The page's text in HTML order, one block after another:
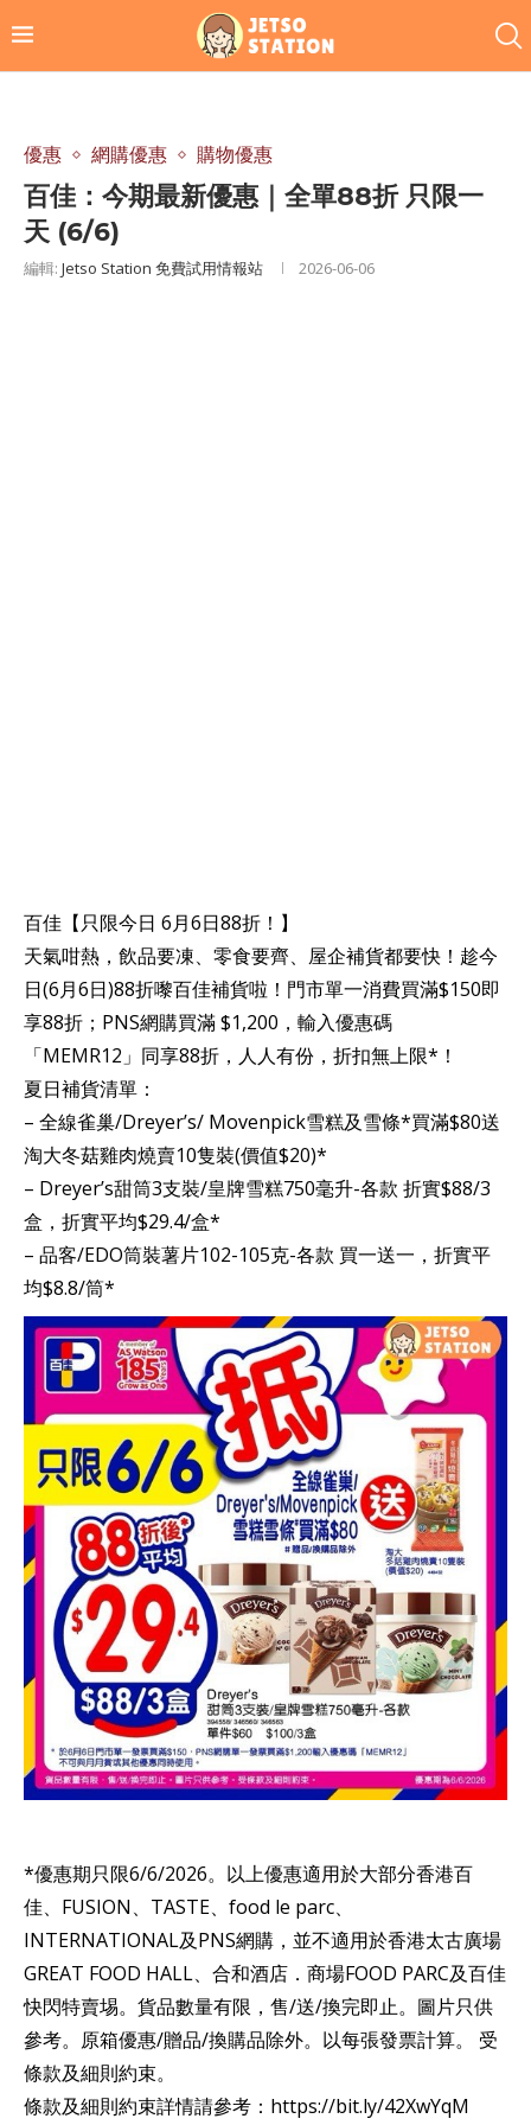
優惠 網購優惠 購物優惠
百佳：今期最新優惠｜全單88折 只限一
天 (6/6)
編輯: Jetso Station 免費試用情報站 2026-06-06
百佳【只限今日 6月6日88折！】
天氣咁熱，飲品要凍、零食要齊、屋企補貨都要快！趁今
日(6月6日)88折嚟百佳補貨啦！門市單一消費買滿$150即
享88折；PNS網購買滿 $1,200，輸入優惠碼
「MEMR12」同享88折，人人有份，折扣無上限*！
夏日補貨清單：
– 全線雀巢/Dreyer’s/ Movenpick雪糕及雪條*買滿$80送
淘大冬菇雞肉燒賣10隻裝(價值$20)*
– Dreyer’s甜筒3支裝/皇牌雪糕750毫升-各款 折實$88/3
盒，折實平均$29.4/盒*
– 品客/EDO筒裝薯片102-105克-各款 買一送一，折實平
均$8.8/筒*
*優惠期只限6/6/2026。以上優惠適用於大部分香港百
佳、FUSION、TASTE、food le parc、
INTERNATIONAL及PNS網購，並不適用於香港太古廣場
GREAT FOOD HALL、合和酒店．商場FOOD PARC及百佳
快閃特賣埸。貨品數量有限，售/送/換完即止。圖片只供
參考。原箱優惠/贈品/換購品除外。以每張發票計算。 受
條款及細則約束。
條款及細則約束詳情請參考：https://bit.ly/42XwYqM